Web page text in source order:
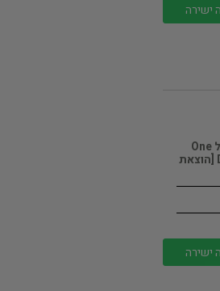
ישירה
הסיפור של One
Direction [הוצאת
ישירה